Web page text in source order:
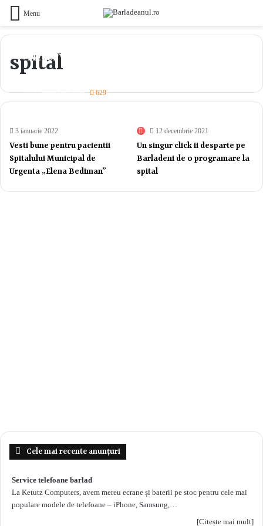
Menu
spital
Intervenție de Urgență: Bărbat în
Centrală pe Lemne în Stănilești
21 noiembrie 2023 629
3 ianuarie 2022
Vesti bune pentru pacientii
Spitalului Municipal de
Urgenta „Elena Bediman”
12 decembrie 2021
Un singur click ii desparte pe
Barladeni de o programare la
spital
Cele mai recente anunțuri
Service telefoane barlad
La Ketutz Computers, avem mereu ecrane și baterii pe stoc pentru cele mai
populare modele de telefoane – iPhone, Samsung,…
[Citește mai mult]